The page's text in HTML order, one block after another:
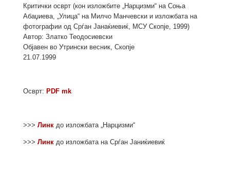
Критички осврт (кон изложбите „Нарцизми“ на Соња
Абаџиева, „Улица“ на Милчо Манчевски и изложбата на
фотографии од Срѓан Јанаќиевиќ, МСУ Скопје, 1999)
Автор: Златко Теодосиевски
Објавен во Утрински весник, Скопје
21.07.1999
Осврт: PDF mk
>>> Линкдо изложбата „Нарцизми“
>>> Линкдо изложбата на Срѓан Јаниќиевиќ